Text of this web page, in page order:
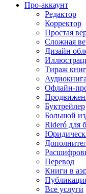
Про-аккаунт
Редактор
Корректор
Простая
Сложная
Дизайн
Тираж
Аудиокнига
Офлайн-
Буктрейлер
Большой
Rideró для
Перевод
Книги в
Все услуги